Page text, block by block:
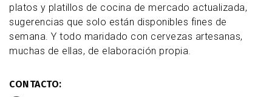
platos y platillos de cocina de mercado actualizada,
sugerencias que solo están disponibles fines de
semana. Y todo maridado con cervezas artesanas,
muchas de ellas, de elaboración propia.
CONTACTO